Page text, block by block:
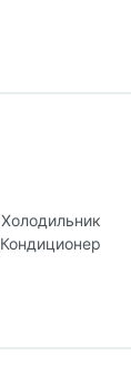
Холодильник
Кондиционер